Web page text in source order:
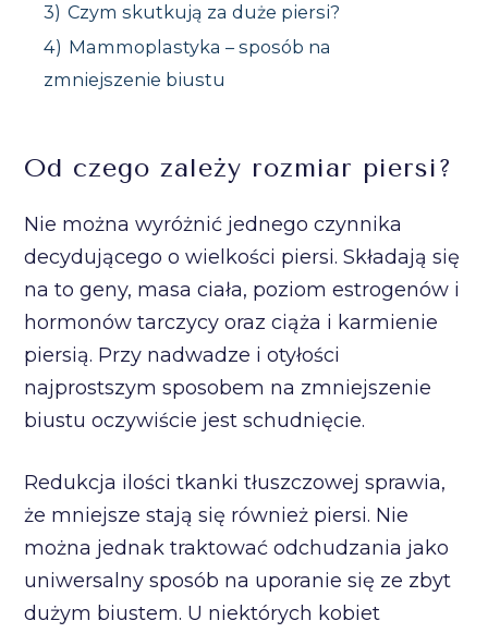
3) Czym skutkują za duże piersi?
4) Mammoplastyka – sposób na
zmniejszenie biustu
Od czego zależy rozmiar piersi?
Nie można wyróżnić jednego czynnika
decydującego o wielkości piersi. Składają się
na to geny, masa ciała, poziom estrogenów i
hormonów tarczycy oraz ciąża i karmienie
piersią. Przy nadwadze i otyłości
najprostszym sposobem na zmniejszenie
biustu oczywiście jest schudnięcie.
Redukcja ilości tkanki tłuszczowej sprawia,
że mniejsze stają się również piersi. Nie
można jednak traktować odchudzania jako
uniwersalny sposób na uporanie się ze zbyt
dużym biustem. U niektórych kobiet